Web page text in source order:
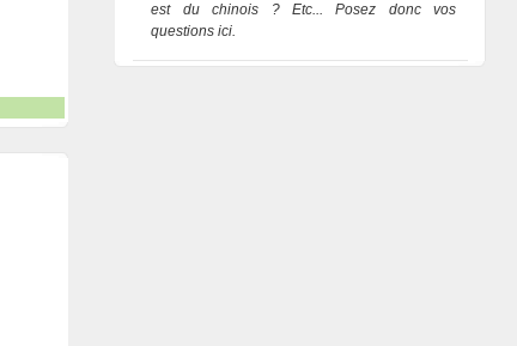
est du chinois ? Etc... Posez donc vos
questions ici.